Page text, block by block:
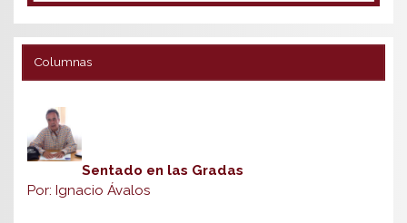
Columnas
Sentado en las Gradas
Por: Ignacio Ávalos